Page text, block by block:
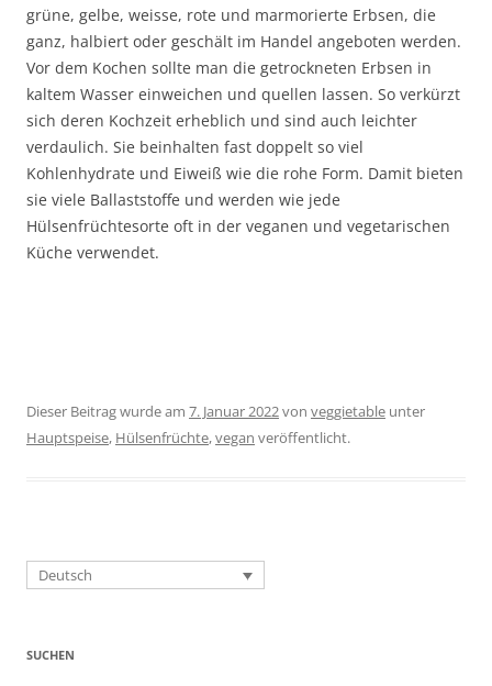
grüne, gelbe, weisse, rote und marmorierte Erbsen, die
ganz, halbiert oder geschält im Handel angeboten werden.
Vor dem Kochen sollte man die getrockneten Erbsen in
kaltem Wasser einweichen und quellen lassen. So verkürzt
sich deren Kochzeit erheblich und sind auch leichter
verdaulich. Sie beinhalten fast doppelt so viel
Kohlenhydrate und Eiweiß wie die rohe Form. Damit bieten
sie viele Ballaststoffe und werden wie jede
Hülsenfrüchtesorte oft in der veganen und vegetarischen
Küche verwendet.
Dieser Beitrag wurde am 7. Januar 2022von veggietable unter
Hauptspeise, Hülsenfrüchte,vegan veröffentlicht.
Deutsch
SUCHEN